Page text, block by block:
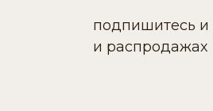
подпишитесь
и распродажах